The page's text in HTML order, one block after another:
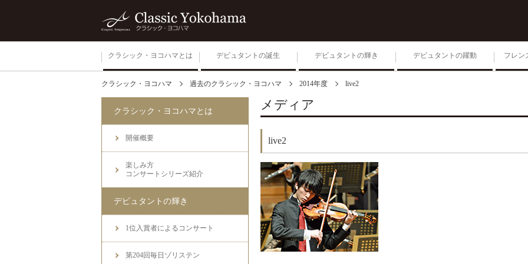
クラシック・ヨコハマとは
開催概要
楽しみ方
コンサートシリーズ紹介
デビュタントの誕生 デビュタントの輝き
1位入賞者によるコンサー
生きる 2026
デビュタントの躍動 フレン
クラシック・ヨコハマ 過去のクラシック・ヨコハマ 2014年度 live2
メディア
live2
クラシック・ヨコハマとは
開催概要
楽しみ方
コンサートシリーズ紹介
デビュタントの輝き
1位入賞者によるコンサート
第204回毎日ゾリステン